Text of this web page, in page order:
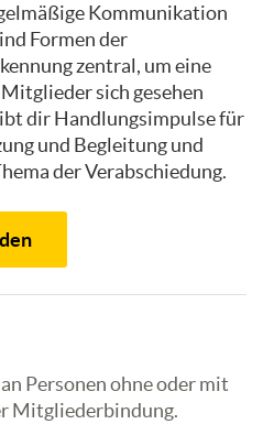
Kommunikation
Formen der
zentral, um eine
sich gesehen
dir Handlungsimpulse für
und Begleitung und
der Verabschiedung.
Personen ohne oder mit
Mitgliederbindung.